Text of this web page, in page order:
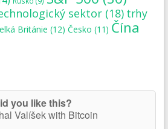
sektor(18) trhy
Británie (12) Česko (11) Čína
you like this?
Valíšek with Bitcoin